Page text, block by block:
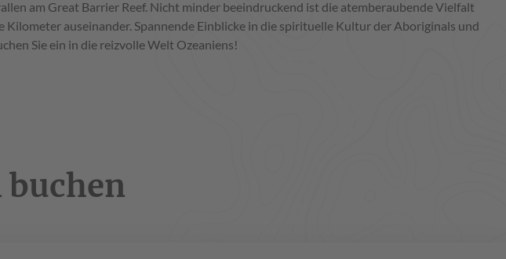
am Great Barrier Reef. Nicht minder beeindruckend ist die atemberaubende Vielfalt
auseinander. Spannende Einblicke in die spirituelle Kultur der Aboriginals und
Sie ein in die reizvolle Welt Ozeaniens!
buchen